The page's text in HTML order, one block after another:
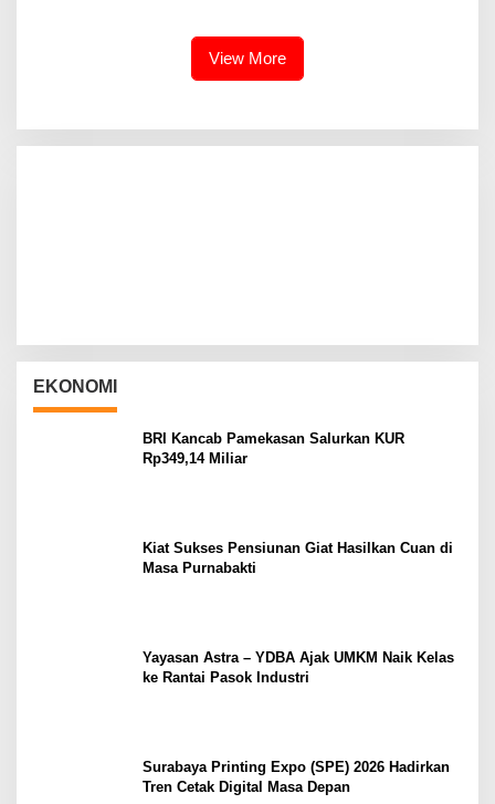
View More
EKONOMI
BRI Kancab Pamekasan Salurkan KUR
Rp349,14 Miliar
Kiat Sukses Pensiunan Giat Hasilkan Cuan di
Masa Purnabakti
Yayasan Astra – YDBA Ajak UMKM Naik Kelas
ke Rantai Pasok Industri
Surabaya Printing Expo (SPE) 2026 Hadirkan
Tren Cetak Digital Masa Depan